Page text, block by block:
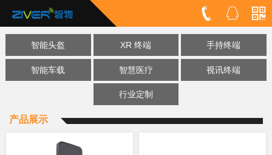
智能头盔 XR 终端 手持终端
智能车载 智慧医疗 视讯终端
行业定制
产品展示